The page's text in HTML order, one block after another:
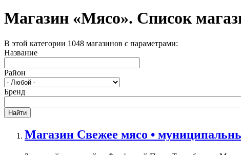
Магазин «Мясо». Список
В этой категории 1048 магазинов с параметрами:
Название
Район
Бренд
Магазин Свежее мясо •